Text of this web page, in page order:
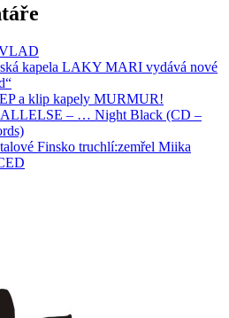
kapela LAKY MARI vydává nové
a klip kapely MURMUR!
– … Night Black (CD –
Finsko truchlí:zemřel Miika